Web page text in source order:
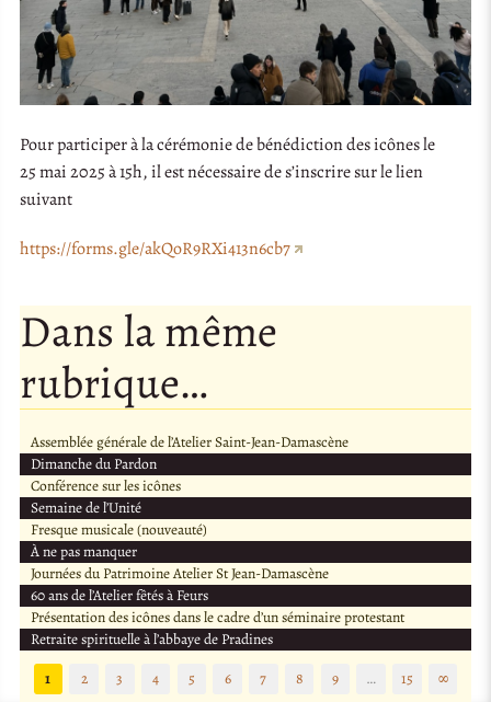
Pour participer à la cérémonie de bénédiction des icônes le
25 mai 2025 à 15h, il est nécessaire de s’inscrire sur le lien
suivant
https://forms.gle/akQoR9RXi413n6cb7
Dans la même
rubrique…
Assemblée générale de l’Atelier Saint-Jean-Damascène
Dimanche du Pardon
Conférence sur les icônes
Semaine de l’Unité
Fresque musicale (nouveauté)
À ne pas manquer
Journées du Patrimoine Atelier St Jean-Damascène
60 ans de l’Atelier fêtés à Feurs
Présentation des icônes dans le cadre d’un séminaire protestant
Retraite spirituelle à l’abbaye de Pradines
1
2 3 4 5 6 7 8 9 … 15 ∞